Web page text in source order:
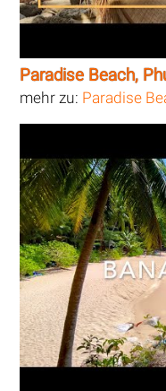
Paradise Beach,
mehr zu: Paradise